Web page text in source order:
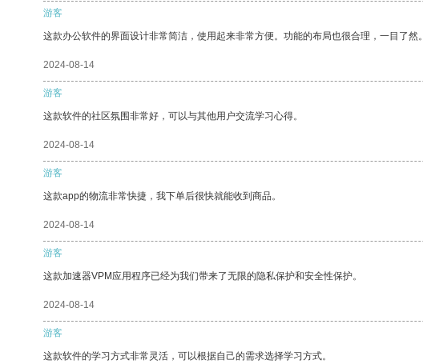
游客
这款办公软件的界面设计非常简洁，使用起来非常方便。功能的布局也很合理，一目了然。
2024-08-14
游客
这款软件的社区氛围非常好，可以与其他用户交流学习心得。
2024-08-14
游客
这款app的物流非常快捷，我下单后很快就能收到商品。
2024-08-14
游客
这款加速器VPM应用程序已经为我们带来了无限的隐私保护和安全性保护。
2024-08-14
游客
这款软件的学习方式非常灵活，可以根据自己的需求选择学习方式。